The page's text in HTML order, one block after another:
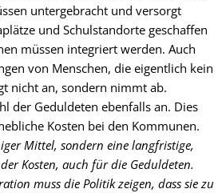
untergebracht und versorgt
und Schulstandorte geschaffen
müssen integriert werden. Auch
von Menschen, die eigentlich kein
nicht an, sondern nimmt ab.
der Geduldeten ebenfalls an. Dies
Kosten bei den Kommunen.
Mittel, sondern eine langfristige,
Kosten, auch für die Geduldeten.
muss die Politik zeigen, dass sie zu